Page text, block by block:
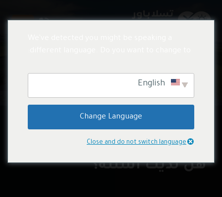
أسئلة مكررة
هل لديك اسئلة؟
Change Language
Close and do not switch language